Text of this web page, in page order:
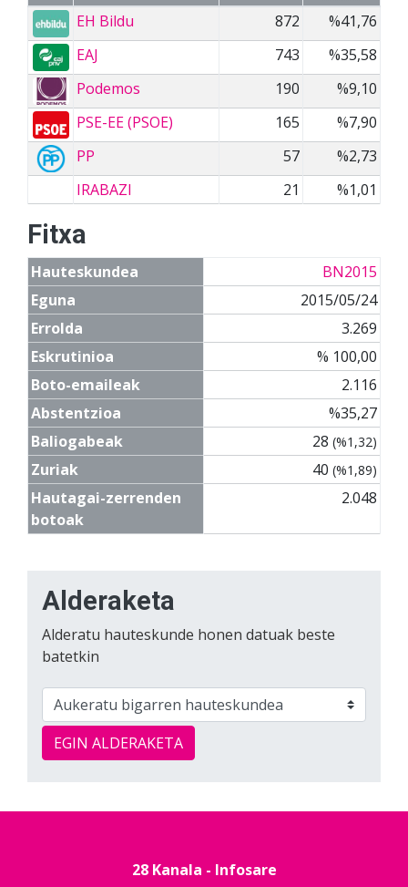
EH Bildu
872
%41,76
EAJ
743
%35,58
Podemos
190
%9,10
PSE-EE (PSOE)
165
%7,90
PP
57
%2,73
IRABAZI
21 %1,01
Fitxa
Hauteskundea
BN2015
Eguna
2015/05/24
Errolda
3.269
Eskrutinioa
% 100,00
Boto-emaileak
2.116
Abstentzioa
%35,27
Baliogabeak
28 (%1,32)
Zuriak 40 (%1,89)
Hautagai-zerrenden
botoak
2.048
Alderaketa
Alderatu hauteskunde honen datuak beste
batetkin
EGIN ALDERAKETA
28 Kanala - Infosare